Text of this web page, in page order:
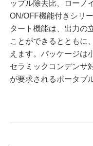
ップル除去比、ローノ
ON/OFF機能付きシリ
タート機能は、出力の
ことができるとともに
えます。パッケージは
セラミックコンデンサ
が要求されるポータブ